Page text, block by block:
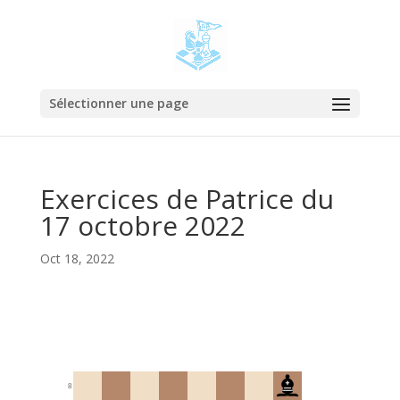
Sélectionner une page
Exercices de Patrice du
17 octobre 2022
Oct 18, 2022
8